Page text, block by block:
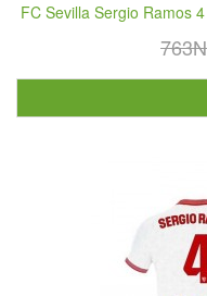
FC Sevilla Sergio Ramos